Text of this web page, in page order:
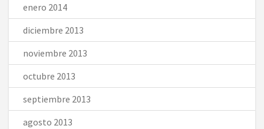
enero 2014
diciembre 2013
noviembre 2013
octubre 2013
septiembre 2013
agosto 2013